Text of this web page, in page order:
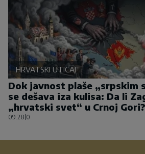
HRVATSKI UTICAJ
Dok javnost plaše „srpskim
se dešava iza kulisa: Da li
„hrvatski svet“ u Crnoj Gori?
09:28 0